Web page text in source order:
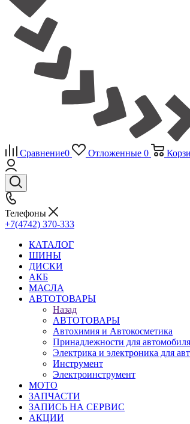
Сравнение0 Отложенные 0
Телефоны
+7(4742) 370-333
КАТАЛОГ
ШИНЫ
ДИСКИ
АКБ
МАСЛА
АВТОТОВАРЫ
Назад
АВТОТОВАРЫ
Автохимия и Автокосметика
Принадлежности для автомобиля
Электрика и электроника для
Инструмент
Электроинструмент
МОТО
ЗАПЧАСТИ
ЗАПИСЬ НА СЕРВИС
АКЦИИ